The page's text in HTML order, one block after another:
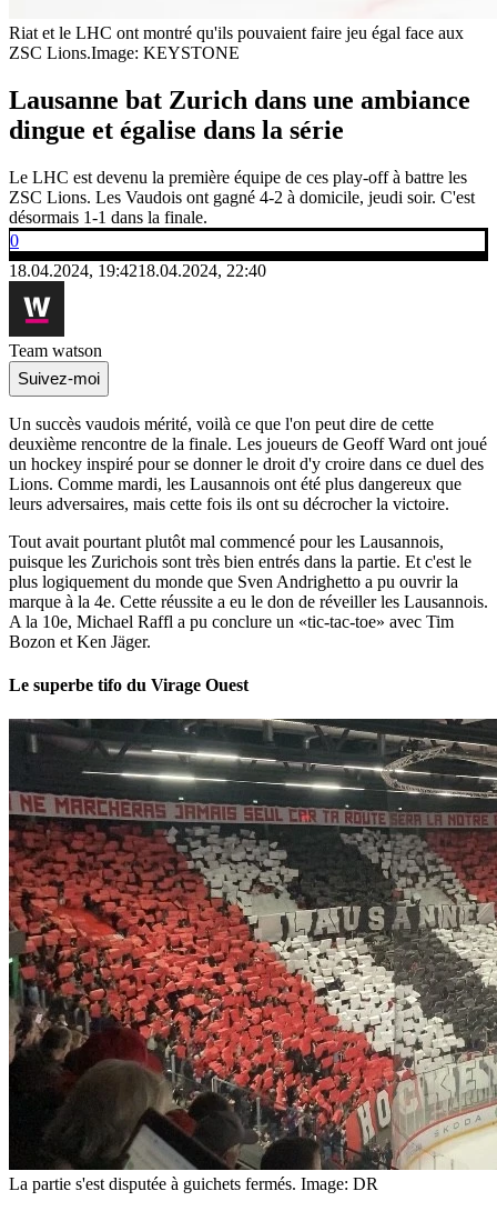
Riat et le LHC ont montré qu'ils pouvaient faire jeu égal face aux
ZSC Lions.Image: KEYSTONE
Lausanne bat Zurich dans une ambiance
dingue et égalise dans la série
Le LHC est devenu la première équipe de ces play-off à battre les
ZSC Lions. Les Vaudois ont gagné 4-2 à domicile, jeudi soir. C'est
désormais 1-1 dans la finale.
0
18.04.2024, 19:4218.04.2024, 22:40
Team watson
Suivez-moi
Un succès vaudois mérité, voilà ce que l'on peut dire de cette
deuxième rencontre de la finale. Les joueurs de Geoff Ward ont joué
un hockey inspiré pour se donner le droit d'y croire dans ce duel des
Lions. Comme mardi, les Lausannois ont été plus dangereux que
leurs adversaires, mais cette fois ils ont su décrocher la victoire.
Tout avait pourtant plutôt mal commencé pour les Lausannois,
puisque les Zurichois sont très bien entrés dans la partie. Et c'est le
plus logiquement du monde que Sven Andrighetto a pu ouvrir la
marque à la 4e. Cette réussite a eu le don de réveiller les Lausannois.
A la 10e, Michael Raffl a pu conclure un «tic-tac-toe» avec Tim
Bozon et Ken Jäger.
Le superbe tifo du Virage Ouest
La partie s'est disputée à guichets fermés. Image: DR